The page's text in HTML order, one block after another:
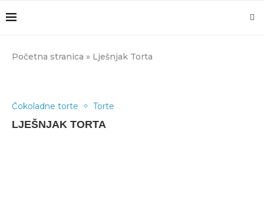
Početna stranica » Lješnjak Torta
Čokoladne torte Torte
LJEŠNJAK TORTA